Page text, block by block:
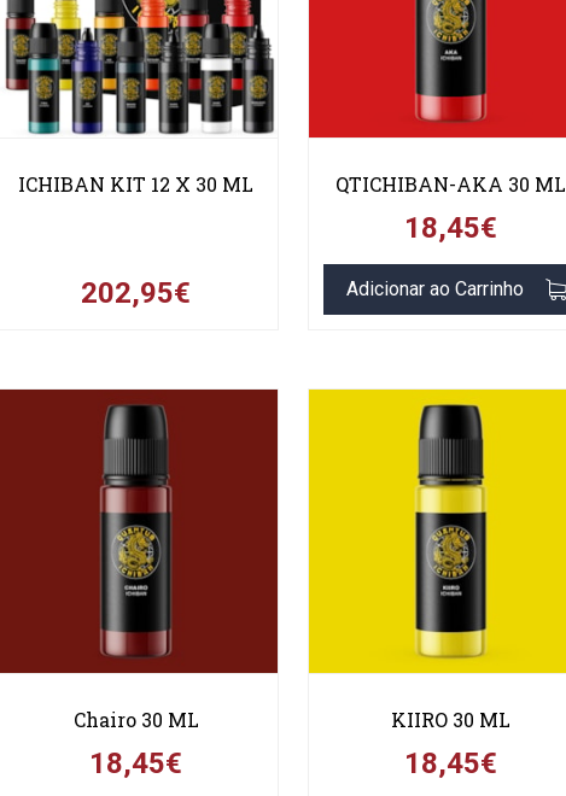
ICHIBAN KIT 12 X 30 ML
202,95€
QTICHIBAN-AKA 30 ML
18,45€
Adicionar ao Carrinho
Chairo 30 ML
18,45€
KIIRO 30 ML
18,45€